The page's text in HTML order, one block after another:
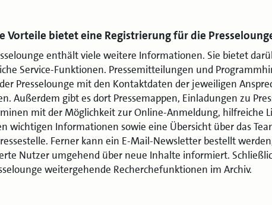
Vorteile bietet eine Registrierung für die
enthält viele weitere Informationen. Sie bietet
Service-Funktionen. Pressemitteilungen und
Presselounge mit den Kontaktdaten der jeweiligen
Außerdem gibt es dort Pressemappen, Einladungen zu
mit der Möglichkeit zur Online-Anmeldung, hilfreiche
wichtigen Informationen sowie eine Übersicht über das
Ferner kann ein E-Mail-Newsletter bestellt
Nutzer umgehend über neue Inhalte informiert.
weitergehende Recherchefunktionen im Archiv.